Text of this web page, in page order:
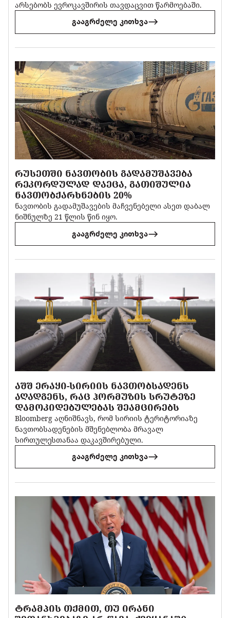
არსებობს ევროკავშირის თავდაცვით წარმოებაში.
გააგრძელე კითხვა
ᲠᲣᲡᲔᲗᲨᲘ ᲜᲐᲕᲗᲝᲑᲘᲡ ᲒᲐᲓᲐᲛᲣᲨᲐᲕᲔᲑᲐ
ᲠᲔᲙᲝᲠᲓᲣᲚᲐᲓ ᲓᲐᲔᲪᲐ, ᲒᲐᲗᲘᲨᲣᲚᲘᲐ
ᲜᲐᲕᲗᲝᲑᲥᲐᲠᲮᲜᲔᲑᲘᲡ 20%
ნავთობის გადამუშავების მაჩვენებელი ასეთ დაბალ
ნიშნულზე 21 წლის წინ იყო.
გააგრძელე კითხვა
ᲐᲨᲨ ᲔᲠᲐᲧᲘ-ᲡᲘᲠᲘᲘᲡ ᲜᲐᲕᲗᲝᲑᲡᲐᲓᲔᲜᲡ
ᲐᲦᲐᲓᲒᲔᲜᲡ, ᲠᲐᲪ ᲰᲝᲠᲛᲣᲖᲘᲡ ᲡᲠᲣᲢᲔᲖᲔ
ᲓᲐᲛᲝᲙᲘᲓᲔᲑᲣᲚᲔᲑᲐᲡ ᲨᲔᲐᲛᲪᲘᲠᲔᲑᲡ
Bloomberg აღნიშნავს, რომ სირიის ტერიტორიაზე
ნავთობსადენების მშენებლობა მრავალ
სირთულესთანაა დაკავშირებული.
გააგრძელე კითხვა
ᲢᲠᲐᲛᲞᲘᲡ ᲗᲥᲛᲘᲗ, ᲗᲣ ᲘᲠᲐᲜᲘ